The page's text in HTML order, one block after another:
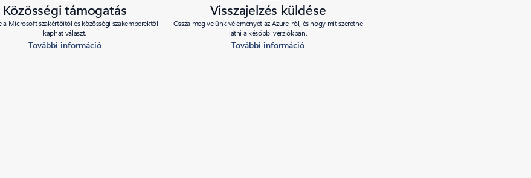
Közösségi támogatás
a Microsoft szakértőitől és közösségi szakemberektől
kaphat választ.
További információ
Visszajelzés küldése
Ossza meg velünk véleményét az Azure-ról, és hogy mit szeretne
látni a későbbi verziókban.
További információ